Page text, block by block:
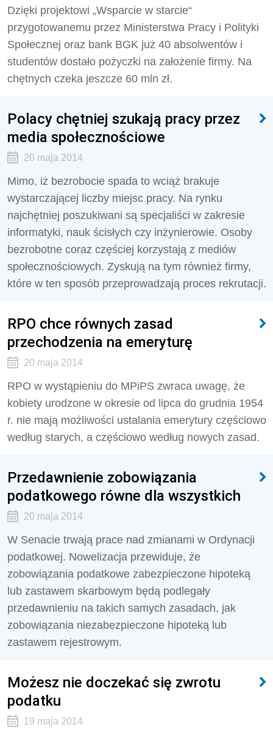
Dzięki projektowi „Wsparcie w starcie“
przygotowanemu przez Ministerstwa Pracy i Polityki
Społecznej oraz bank BGK już 40 absolwentów i
studentów dostało pożyczki na założenie firmy. Na
chętnych czeka jeszcze 60 mln zł.
Polacy chętniej szukają pracy przez
media społecznościowe
20 maja 2014
Mimo, iż bezrobocie spada to wciąż brakuje
wystarczającej liczby miejsc pracy. Na rynku
najchętniej poszukiwani są specjaliści w zakresie
informatyki, nauk ścisłych czy inżynierowie. Osoby
bezrobotne coraz częściej korzystają z mediów
społecznościowych. Zyskują na tym również firmy,
które w ten sposób przeprowadzają proces rekrutacji.
RPO chce równych zasad
przechodzenia na emeryturę
20 maja 2014
RPO w wystąpieniu do MPiPS zwraca uwagę, że
kobiety urodzone w okresie od lipca do grudnia 1954
r. nie mają możliwości ustalania emerytury częściowo
według starych, a częściowo według nowych zasad.
Przedawnienie zobowiązania
podatkowego równe dla wszystkich
20 maja 2014
W Senacie trwają prace nad zmianami w Ordynacji
podatkowej. Nowelizacja przewiduje, że
zobowiązania podatkowe zabezpieczone hipoteką
lub zastawem skarbowym będą podlegały
przedawnieniu na takich samych zasadach, jak
zobowiązania niezabezpieczone hipoteką lub
zastawem rejestrowym.
Możesz nie doczekać się zwrotu
podatku
19 maja 2014